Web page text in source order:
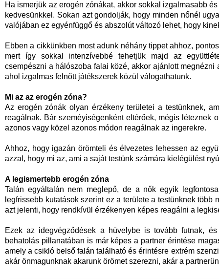
Ha ismerjük az erogén zónákat, akkor sokkal izgalmasabb
kedvesünkkel. Sokan azt gondolják, hogy minden nőnél
valójában ez egyénfüggő és abszolút változó lehet, hogy
Ebben a cikkünkben most adunk néhány tippet ahhoz,
mert így sokkal intenzívebbé tehetjük majd az
csempészni a hálószoba falai közé, akkor ajánlott
ahol izgalmas felnőtt játékszerek közül válogathatunk.
Mi az az erogén zóna?
Az erogén zónák olyan érzékeny területei a testünknek,
reagálnak. Bár szeméyiségenként eltérőek, mégis léteznek
azonos vagy közel azonos módon reagálnak az ingerekre.
Ahhoz, hogy igazán örömteli és élvezetes lehessen az
azzal, hogy mi az, ami a saját testünk számára kielégülést
A legismertebb erogén zóna
Talán egyáltalán nem meglepő, de a nők egyik
legfrissebb kutatások szerint ez a területe a testünknek
azt jelenti, hogy rendkívül érzékenyen képes reagálni a
Ezek az idegvégződések a hüvelybe is tovább futnak,
behatolás pillanatában is már képes a partner érintése
amely a csikló belső falán található és érintésre extrém
akár önmagunknak akarunk örömet szerezni, akár a